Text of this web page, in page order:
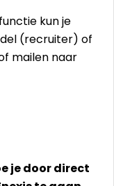
kun je
(recruiter) of
mailen naar
je door direct